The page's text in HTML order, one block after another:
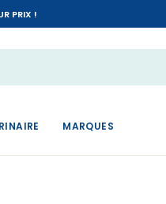
PRIX !
MARQUES